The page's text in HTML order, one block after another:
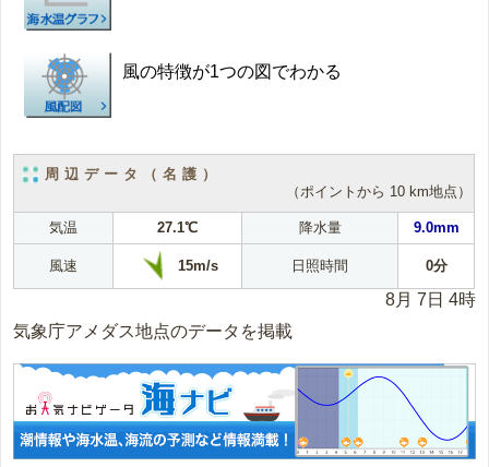
風の特徴が1つの図でわかる
周辺データ（名護）
（ポイントから 10 km地点）
気温 27.1℃ 降水量 9.0mm
風速 15m/s 日照時間 0分
8月 7日 4時
気象庁アメダス地点のデータを掲載